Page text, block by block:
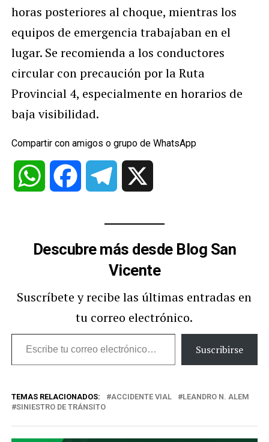
horas posteriores al choque, mientras los
equipos de emergencia trabajaban en el
lugar. Se recomienda a los conductores
circular con precaución por la Ruta
Provincial 4, especialmente en horarios de
baja visibilidad.
Compartir con amigos o grupo de WhatsApp
WhatsApp Facebook Telegram
Descubre más desde Blog San
Vicente
Suscríbete y recibe las últimas entradas en
tu correo electrónico.
Escribe
tu
electrónico…
Suscribirse
TEMAS RELACIONADOS: ACCIDENTE VIAL
LEANDRO N. ALEM
SINIESTRO DE TRÁNSITO